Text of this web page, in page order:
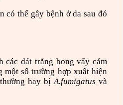
có thể gây bệnh ở da sau đó
các dát trắng bong vẩy cám
một số trường hợp xuất hiện
hay bịA.fumigatus và